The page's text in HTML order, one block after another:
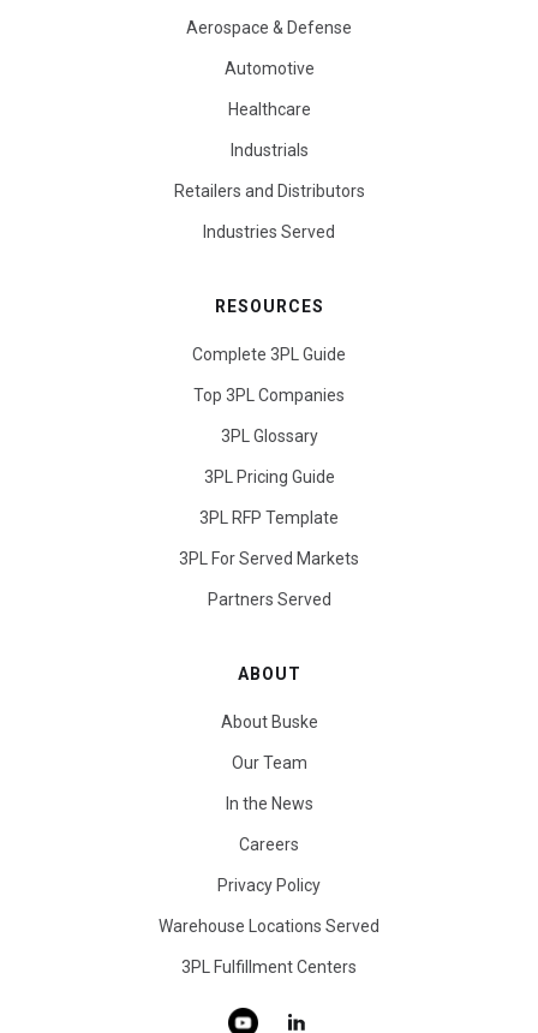
Aerospace & Defense
Automotive
Healthcare
Industrials
Retailers and Distributors
Industries Served
RESOURCES
Complete 3PL Guide
Top 3PL Companies
3PL Glossary
3PL Pricing Guide
3PL RFP Template
3PL For Served Markets
Partners Served
ABOUT
About Buske
Our Team
In the News
Careers
Privacy Policy
Warehouse Locations Served
3PL Fulfillment Centers